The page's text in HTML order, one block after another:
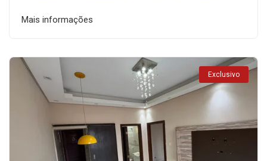
Mais informações
Exclusivo